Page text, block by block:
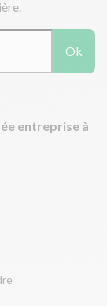
Ok
entreprise à